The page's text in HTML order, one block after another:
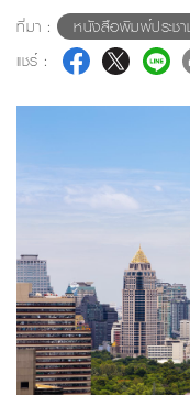
ที่มา :
หนังสือพิมพ์ประชา
แชร์ :